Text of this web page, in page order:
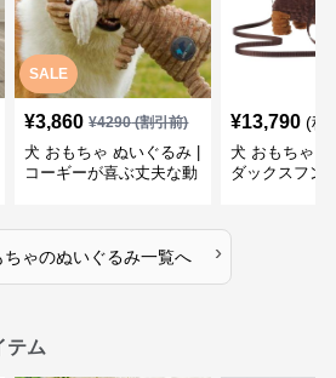
SALE
¥3,860 ¥4290(割引前)
犬 おもちゃ ぬいぐるみ |
コーギーが喜ぶ丈夫な動
¥13,790 (税
犬 おもちゃ
ダックスフン
ちゃのぬいぐるみ一覧へ ›
テム